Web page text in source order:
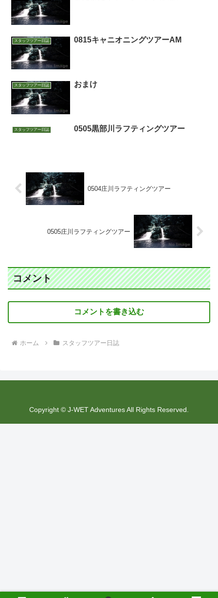
スタッフツアー日誌 0815キャニオニングツアーAM
スタッフツアー日誌 おまけ
スタッフツアー日誌 0505黒部川ラフティングツアー
0504庄川ラフティングツアー
0505庄川ラフティングツアー
コメント
コメントを書き込む
ホーム スタッフツアー日誌
Copyright © J-WET Adventures All Rights Reserved.